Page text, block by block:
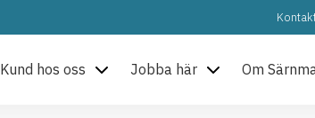
Kund hos oss Jobba här Om